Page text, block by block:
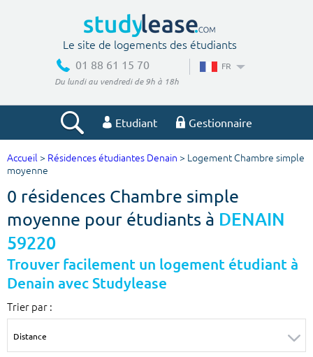
Le site de logements des étudiants
01 88 61 15 70
Du lundi au vendredi de 9h à 18h
FR
Etudiant Gestionnaire
Votre recherche
Ville, école
Budget min
€
Budget max
Accueil > Résidences étudiantes Denain > Logement Chambre simple
moyenne
0 résidences Chambre simple
moyenne pour étudiants à DENAIN
59220
Trouver facilement un logement étudiant à
Denain avec Studylease
Trier par :